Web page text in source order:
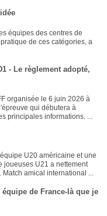
équipes des centres de
de ces catégories, a
- Le règlement adopté,
organisée le 6 juin 2026 à
qui débutera à
principales informations. ...
U20 américaine et une
joueuses U21 a nettement
Match amical international ...
équipe de France-là que je